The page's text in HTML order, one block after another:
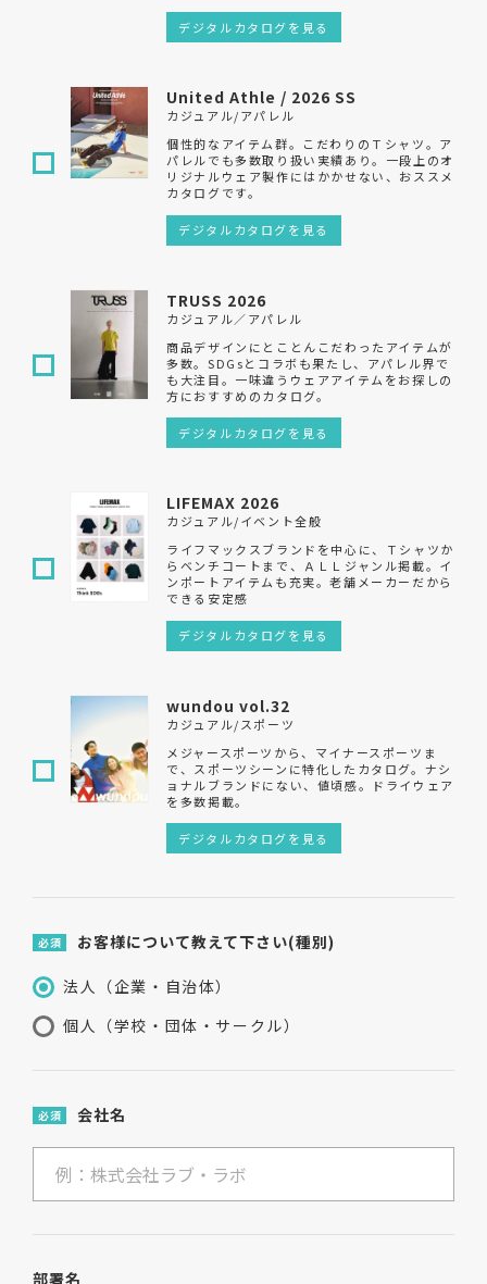
デジタルカタログを見る
United Athle / 2026 SS
カジュアル/アパレル
個性的なアイテム群。こだわりのＴシャツ。ア
パレルでも多数取り扱い実績あり。一段上のオ
リジナルウェア製作にはかかせない、おススメ
カタログです。
デジタルカタログを見る
TRUSS 2026
カジュアル／アパレル
商品デザインにとことんこだわったアイテムが
多数。SDGsとコラボも果たし、アパレル界で
も大注目。一味違うウェアアイテムをお探しの
方におすすめのカタログ。
デジタルカタログを見る
LIFEMAX 2026
カジュアル/イベント全般
ライフマックスブランドを中心に、Ｔシャツか
らベンチコートまで、ＡＬＬジャンル掲載。イ
ンポートアイテムも充実。老舗メーカーだから
できる安定感
デジタルカタログを見る
wundou vol.32
カジュアル/スポーツ
メジャースポーツから、マイナースポーツま
で、スポーツシーンに特化したカタログ。ナシ
ョナルブランドにない、値頃感。ドライウェア
を多数掲載。
デジタルカタログを見る
必須 お客様について教えて下さい(種別)
法人（企業・自治体）
個人（学校・団体・サークル）
必須 会社名
部署名